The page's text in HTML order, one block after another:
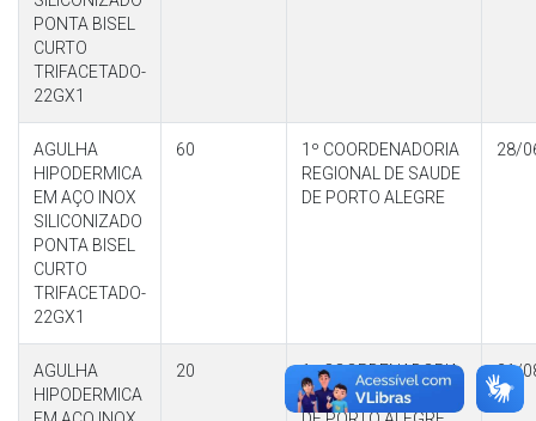
PONTA BISEL
CURTO
TRIFACETADO-
22GX1
AGULHA
HIPODERMICA
EM AÇO INOX
SILICONIZADO
PONTA BISEL
CURTO
TRIFACETADO-
22GX1
60
1º COORDENADORIA
REGIONAL DE SAUDE
DE PORTO ALEGRE
28/
AGULHA
HIPODERMICA
20
1º COORDENADORIA
REGIONAL DE SAUDE
21/